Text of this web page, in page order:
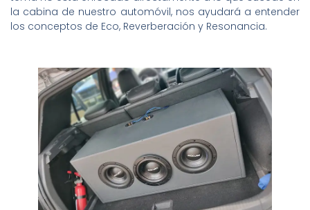
la cabina de nuestro automóvil, nos ayudará a entender
los conceptos de Eco, Reverberación y Resonancia.